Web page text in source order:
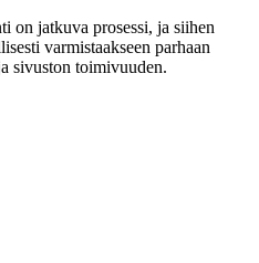
on jatkuva prosessi, ja siihen
varmistaakseen parhaan
sivuston toimivuuden.